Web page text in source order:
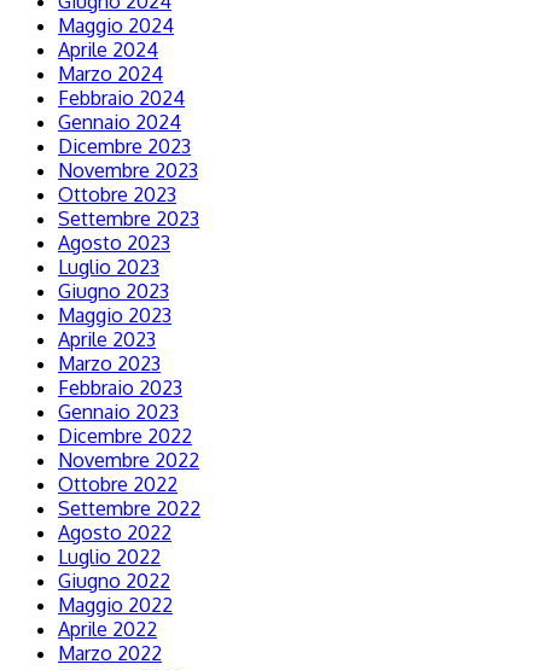
Maggio 2024
Aprile 2024
Marzo 2024
Febbraio 2024
Gennaio 2024
Dicembre 2023
Novembre 2023
Ottobre 2023
Settembre 2023
Agosto 2023
Luglio 2023
Giugno 2023
Maggio 2023
Aprile 2023
Marzo 2023
Febbraio 2023
Gennaio 2023
Dicembre 2022
Novembre 2022
Ottobre 2022
Settembre 2022
Agosto 2022
Luglio 2022
Giugno 2022
Maggio 2022
Aprile 2022
Marzo 2022